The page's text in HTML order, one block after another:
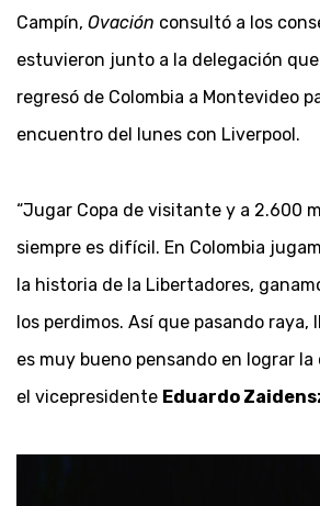
Campín, Ovación consultó a los
estuvieron junto a la delegación
regresó de Colombia a Montevideo
encuentro del lunes con Liverpool.
“Jugar Copa de visitante y a 2.600
siempre es difícil. En Colombia
la historia de la Libertadores,
los perdimos. Así que pasando
es muy bueno pensando en lograr la
el vicepresidente Eduardo